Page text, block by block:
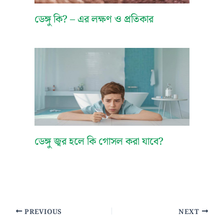
ডেঙ্গু কি? – এর লক্ষণ ও প্রতিকার
ডেঙ্গু জ্বর হলে কি গোসল করা যাবে?
PREVIOUS NEXT